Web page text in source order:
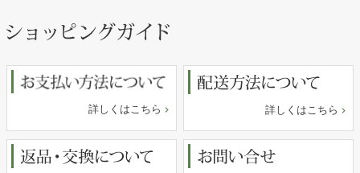
詳しくはこちら 詳しくはこちら